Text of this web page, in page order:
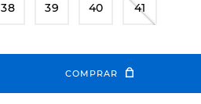
38 39 40 41
COMPRAR